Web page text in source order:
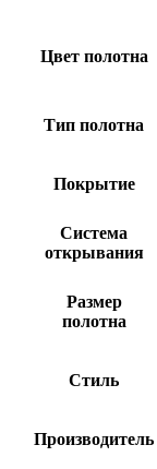
Цвет полотна
Тип полотна
Покрытие
Система
открывания
Размер
полотна
Стиль
Производитель